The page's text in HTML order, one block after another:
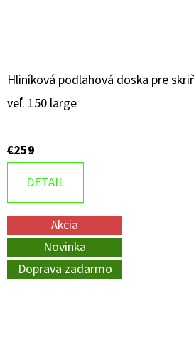
Hliníková podlahová doska pre
veľ. 150 large
€259
DETAIL
Akcia
Novinka
Doprava zadarmo